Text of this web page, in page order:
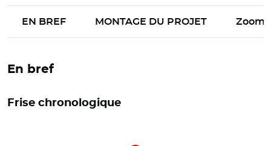
EN BREF MONTAGE DU PROJET Zoom
En bref
Frise chronologique